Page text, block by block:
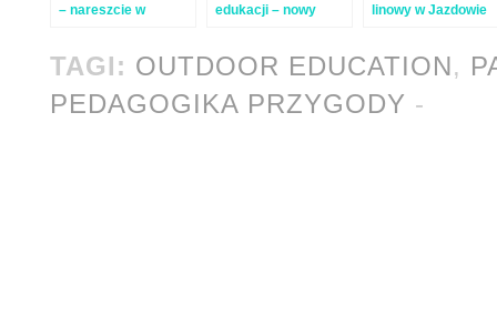
– nareszcie w
edukacji – nowy
linowy w Jazdowie
TAGI: OUTDOOR EDUCATION,
PEDAGOGIKA PRZYGODY -